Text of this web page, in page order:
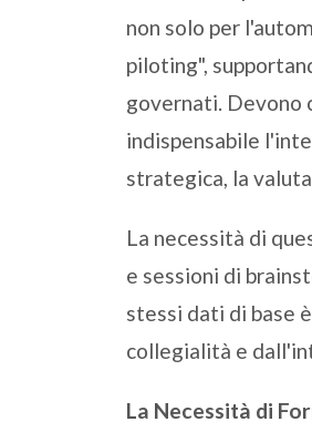
non solo per
piloting",
governati. Devono
indispensabile
strategica, la
La necessità di
e sessioni di
stessi dati di base
collegialità e
La Necessità di